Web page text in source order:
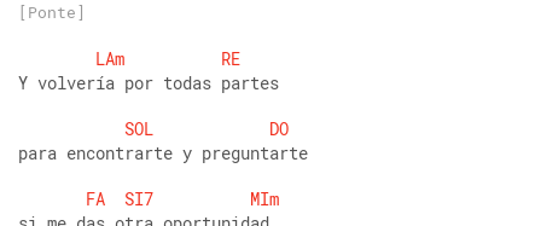
[Ponte]
LAm
RE
Y volvería por todas partes
SOL
DO
para encontrarte y preguntarte
FA
SI7
MIm